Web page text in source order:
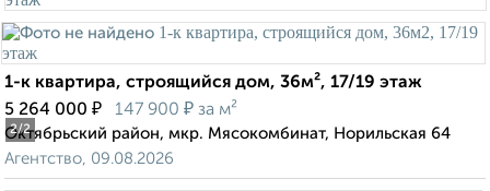
2/2
1-к квартира, строящийся дом, 36м², 17/19 этаж
5 264 000 ₽ 147 900 ₽ за м²
Октябрьский район, мкр. Мясокомбинат, Норильская 64
Агентство, 09.08.2026